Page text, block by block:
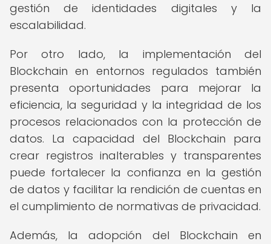
gestión de identidades digitales y la
escalabilidad.
Por otro lado, la implementación del
Blockchain en entornos regulados también
presenta oportunidades para mejorar la
eficiencia, la seguridad y la integridad de los
procesos relacionados con la protección de
datos. La capacidad del Blockchain para
crear registros inalterables y transparentes
puede fortalecer la confianza en la gestión
de datos y facilitar la rendición de cuentas en
el cumplimiento de normativas de privacidad.
Además, la adopción del Blockchain en